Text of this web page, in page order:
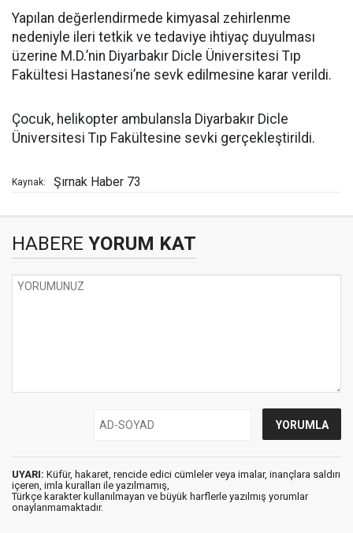
Yapılan değerlendirmede kimyasal zehirlenme
nedeniyle ileri tetkik ve tedaviye ihtiyaç duyulması
üzerine M.D.’nin Diyarbakır Dicle Üniversitesi Tıp
Fakültesi Hastanesi’ne sevk edilmesine karar verildi.
Çocuk, helikopter ambulansla Diyarbakır Dicle
Üniversitesi Tıp Fakültesine sevki gerçekleştirildi.
Kaynak: Şırnak Haber 73
HABERE YORUM KAT
UYARI: Küfür, hakaret, rencide edici cümleler veya imalar, inançlara saldırı
içeren, imla kuralları ile yazılmamış,
Türkçe karakter kullanılmayan ve büyük harflerle yazılmış yorumlar
onaylanmamaktadır.